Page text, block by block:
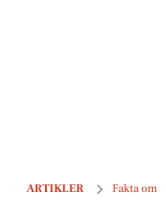
ARTIKLER Fakta om
Indbrudsraten i